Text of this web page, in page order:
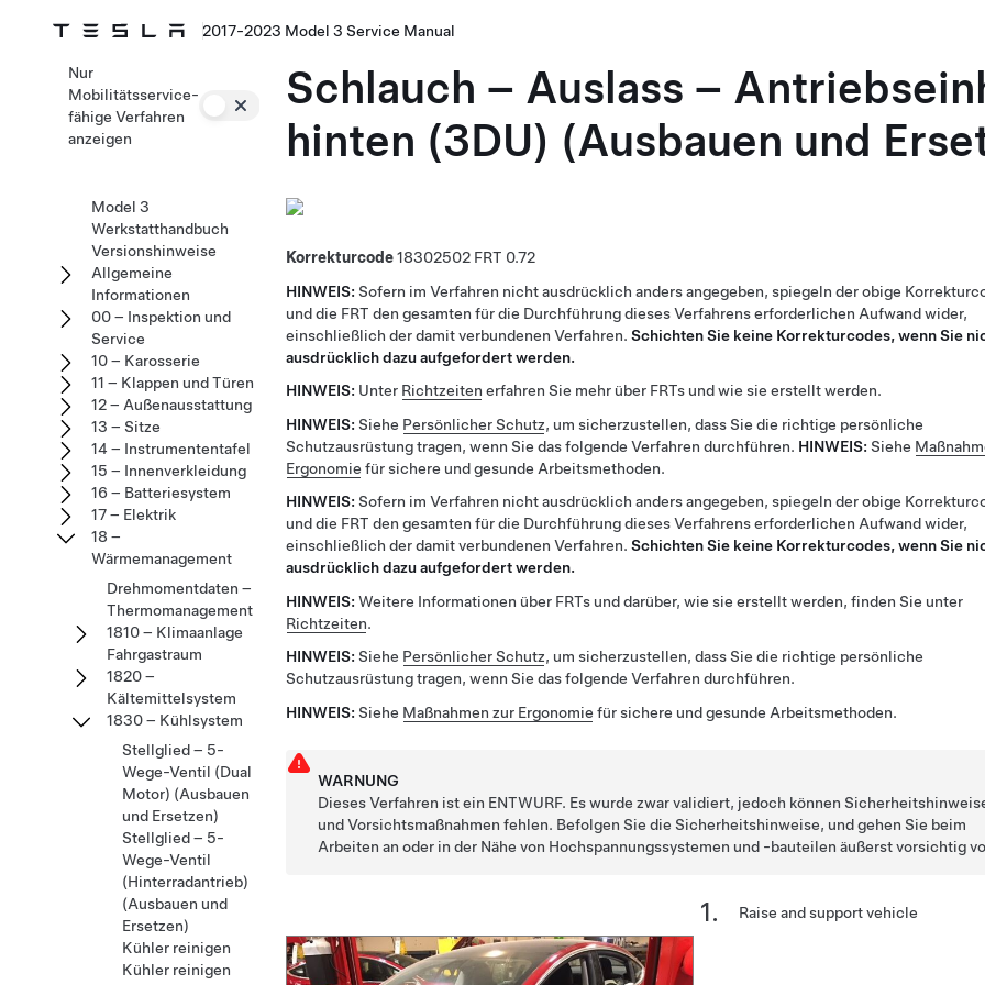
2017-2023 Model 3 Service Manual
Schlauch – Auslass –
hinten (3DU) (Ausbauen und
Korrekturcode18302502
0.72
HINWEIS: Sofern im Verfahren nicht ausdrücklich anders angegeben, spiegeln der obige
und die FRT den gesamten für die Durchführung dieses Verfahrens erforderlichen Aufwand wider,
einschließlich der damit verbundenen Verfahren. Schichten Sie keine Korrekturcodes, wenn Sie
ausdrücklich dazu aufgefordert werden.
HINWEIS: Unter Richtzeiten erfahren Sie mehr über FRTs und wie sie erstellt werden.
HINWEIS: Siehe Persönlicher Schutz, um sicherzustellen, dass Sie die richtige persönliche
Schutzausrüstung tragen, wenn Sie das folgende Verfahren durchführen. HINWEIS: Siehe
Ergonomie für sichere und gesunde Arbeitsmethoden.
HINWEIS: Sofern im Verfahren nicht ausdrücklich anders angegeben, spiegeln der obige
und die FRT den gesamten für die Durchführung dieses Verfahrens erforderlichen Aufwand wider,
einschließlich der damit verbundenen Verfahren. Schichten Sie keine Korrekturcodes, wenn Sie
ausdrücklich dazu aufgefordert werden.
HINWEIS: Weitere Informationen über FRTs und darüber, wie sie erstellt werden, finden Sie unter
Richtzeiten.
HINWEIS: Siehe Persönlicher Schutz, um sicherzustellen, dass Sie die richtige persönliche
Schutzausrüstung tragen, wenn Sie das folgende Verfahren durchführen.
HINWEIS: Siehe Maßnahmen zur Ergonomie für sichere und gesunde Arbeitsmethoden.
WARNUNG
Dieses Verfahren ist ein ENTWURF. Es wurde zwar validiert, jedoch können
und Vorsichtsmaßnahmen fehlen. Befolgen Sie die Sicherheitshinweise, und gehen Sie beim
Arbeiten an oder in der Nähe von Hochspannungssystemen und -bauteilen äußerst vorsichtig
Raise and support vehicle
Nur
Mobilitätsservice-
fähige Verfahren
anzeigen
Model 3
Werkstatthandbuch
Versionshinweise
Allgemeine
Informationen
00 – Inspektion und
Service
10 – Karosserie
11 – Klappen und Türen
12 – Außenausstattung
13 – Sitze
14 – Instrumententafel
15 – Innenverkleidung
16 – Batteriesystem
17 – Elektrik
18 –
Wärmemanagement
Drehmomentdaten –
Thermomanagement
1810 – Klimaanlage
Fahrgastraum
1820 –
Kältemittelsystem
1830 – Kühlsystem
Stellglied – 5-
Wege-Ventil (Dual
Motor) (Ausbauen
und Ersetzen)
Stellglied – 5-
Wege-Ventil
(Hinterradantrieb)
(Ausbauen und
Ersetzen)
Kühler reinigen
Kühler reinigen